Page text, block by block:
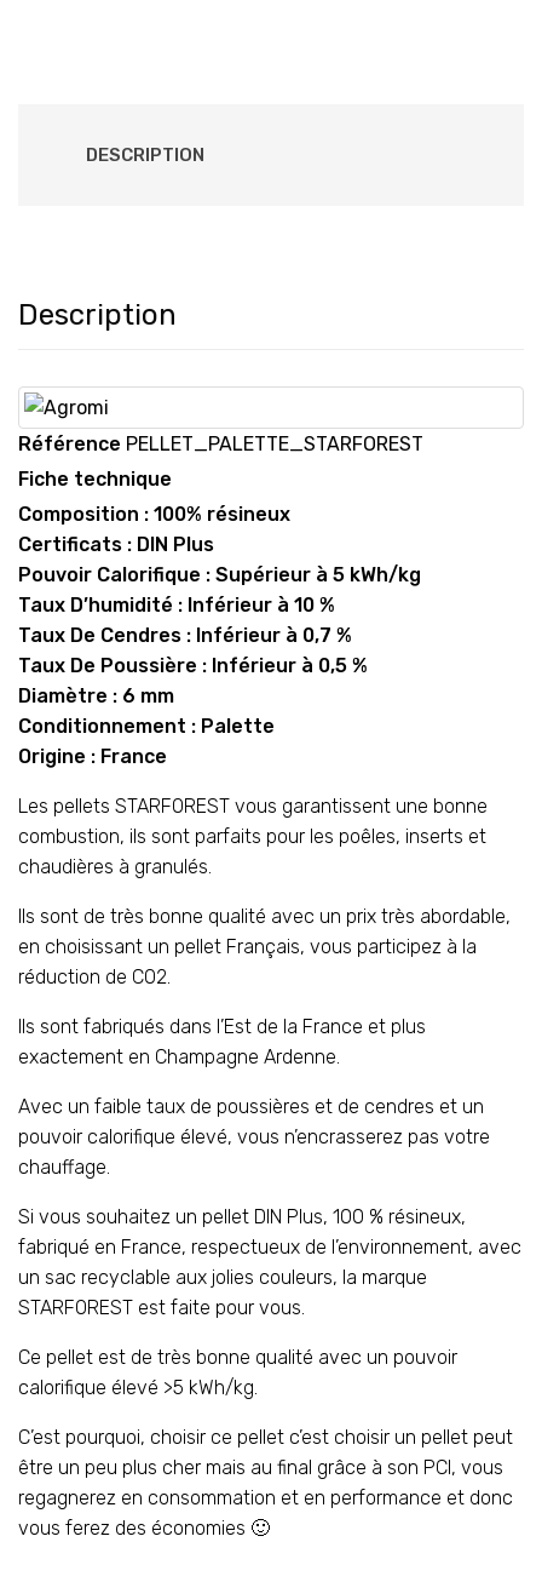
DESCRIPTION
Description
Référence PELLET_PALETTE_STARFOREST
Fiche technique
Composition : 100% résineux
Certificats : DIN Plus
Pouvoir Calorifique : Supérieur à 5 kWh/kg
Taux D’humidité : Inférieur à 10 %
Taux De Cendres : Inférieur à 0,7 %
Taux De Poussière : Inférieur à 0,5 %
Diamètre : 6 mm
Conditionnement : Palette
Origine : France
Les pellets STARFOREST vous garantissent une bonne
combustion, ils sont parfaits pour les poêles, inserts et
chaudières à granulés.
Ils sont de très bonne qualité avec un prix très abordable,
en choisissant un pellet Français, vous participez à la
réduction de CO2.
Ils sont fabriqués dans l’Est de la France et plus
exactement en Champagne Ardenne.
Avec un faible taux de poussières et de cendres et un
pouvoir calorifique élevé, vous n’encrasserez pas votre
chauffage.
Si vous souhaitez un pellet DIN Plus, 100 % résineux,
fabriqué en France, respectueux de l’environnement, avec
un sac recyclable aux jolies couleurs, la marque
STARFOREST est faite pour vous.
Ce pellet est de très bonne qualité avec un pouvoir
calorifique élevé >5 kWh/kg.
C’est pourquoi, choisir ce pellet c’est choisir un pellet peut
être un peu plus cher mais au final grâce à son PCI, vous
regagnerez en consommation et en performance et donc
vous ferez des économies 🙂